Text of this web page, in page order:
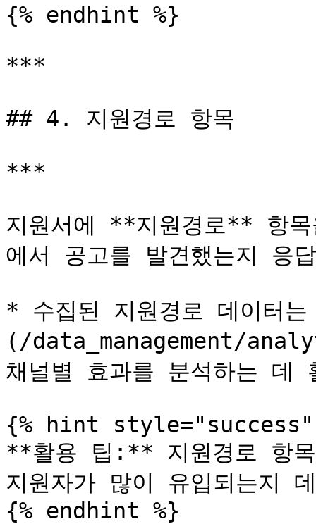
{% endhint %}
***
## 4. 지원경로 항목
***
지원서에 **지원경로** 항
에서 공고를 발견했는지 응
* 수집된 지원경로 데이터
(/data_management/
채널별 효과를 분석하는 데
{% hint style="success"
**활용 팁:** 지원경로 항목
지원자가 많이 유입되는지
{% endhint %}